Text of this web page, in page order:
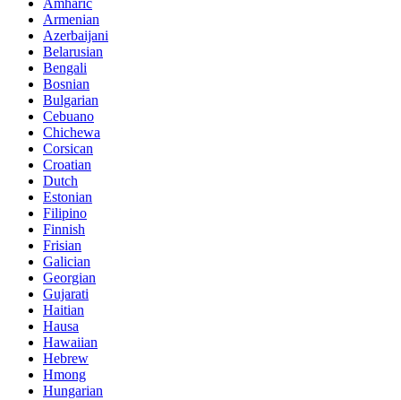
Armenian
Azerbaijani
Belarusian
Bengali
Bosnian
Bulgarian
Cebuano
Chichewa
Corsican
Croatian
Dutch
Estonian
Filipino
Finnish
Frisian
Galician
Georgian
Gujarati
Haitian
Hausa
Hawaiian
Hebrew
Hmong
Hungarian